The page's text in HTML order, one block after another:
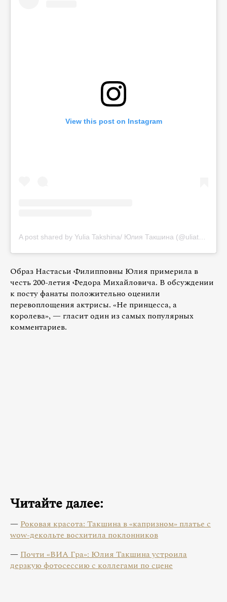
View this post on Instagram
Образ Настасьи Филипповны Юлия примерила в
честь 200-летия Федора Михайловича. В обсуждении
к посту фанаты положительно оценили
перевоплощения актрисы. «Не принцесса, а
королева», — гласит один из самых популярных
комментариев.
Читайте далее:
— Роковая красота: Такшина в «капризном» платье с
wow-декольте восхитила поклонников
— Почти «ВИА Гра»: Юлия Такшина устроила
дерзкую фотосессию с коллегами по сцене